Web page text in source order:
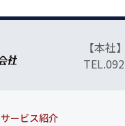
お知らせ
ビリンググループ【本
ービス紹介